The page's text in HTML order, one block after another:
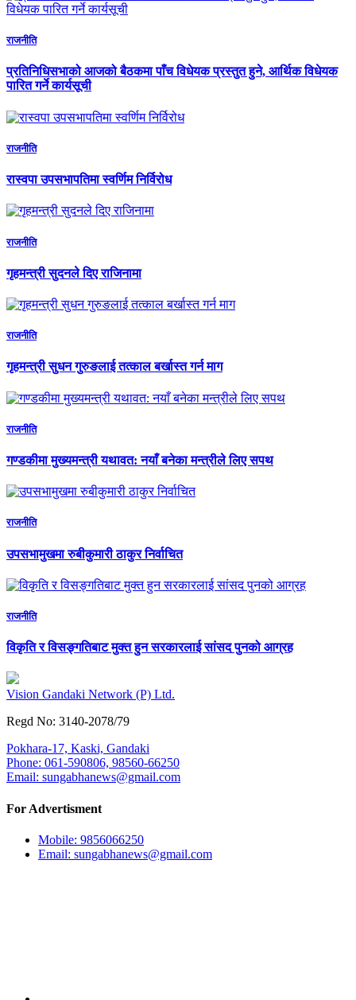
राजनीति
प्रतिनिधिसभाको आजको बैठकमा पाँच विधेयक प्रस्तुत हुने, आर्थिक विधेयक
पारित गर्ने कार्यसूची
राजनीति
रास्वपा उपसभापतिमा स्वर्णिम निर्विरोध
राजनीति
गृहमन्त्री सुदनले दिए राजिनामा
राजनीति
गृहमन्त्री सुधन गुरुङलाई तत्काल बर्खास्त गर्न माग
राजनीति
गण्डकीमा मुख्यमन्त्री यथावत: नयाँ बनेका मन्त्रीले लिए सपथ
राजनीति
उपसभामुखमा रुबीकुमारी ठाकुर निर्वाचित
राजनीति
विकृति र विसङ्गतिबाट मुक्त हुन सरकारलाई सांसद पुनको आग्रह
Vision Gandaki Network (P) Ltd.
Regd No: 3140-2078/79
Pokhara-17, Kaski, Gandaki
Phone: 061-590806, 98560-66250
Email: sungabhanews@gmail.com
For Advertisment
Mobile: 9856066250
Email: sungabhanews@gmail.com